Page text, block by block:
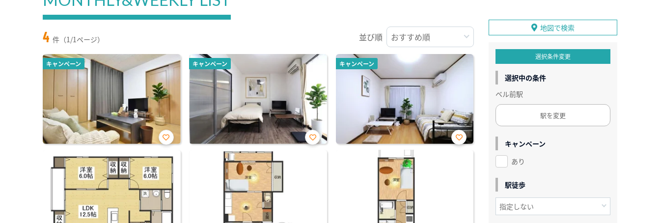
4 件（1/1ページ） 並び順
キャンペーン
お気
に入
り登
録
キャンペーン
お気
キャンペーン
お気
地図で検索
選択条件変更
選択中の条件
ベル前駅
駅を変更
キャンペーン
あり
駅徒歩